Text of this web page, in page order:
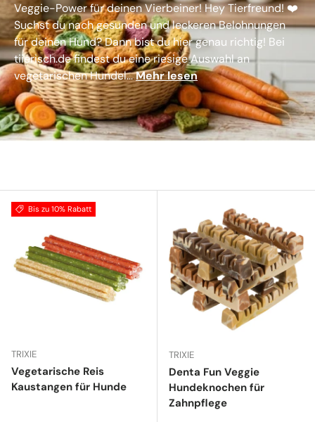
Veggie-Power für deinen Vierbeiner! Hey Tierfreund! ❤️
Suchst du nach gesunden und leckeren Belohnungen
für deinen Hund? Dann bist du hier genau richtig! Bei
tiierisch.de findest du eine riesige Auswahl an
vegetarischen Hundel...Mehr lesen
Bis zu 10% Rabatt
TRIXIE
Vegetarische Reis
Kaustangen für Hunde
TRIXIE
Denta Fun Veggie
Hundeknochen für
Zahnpflege